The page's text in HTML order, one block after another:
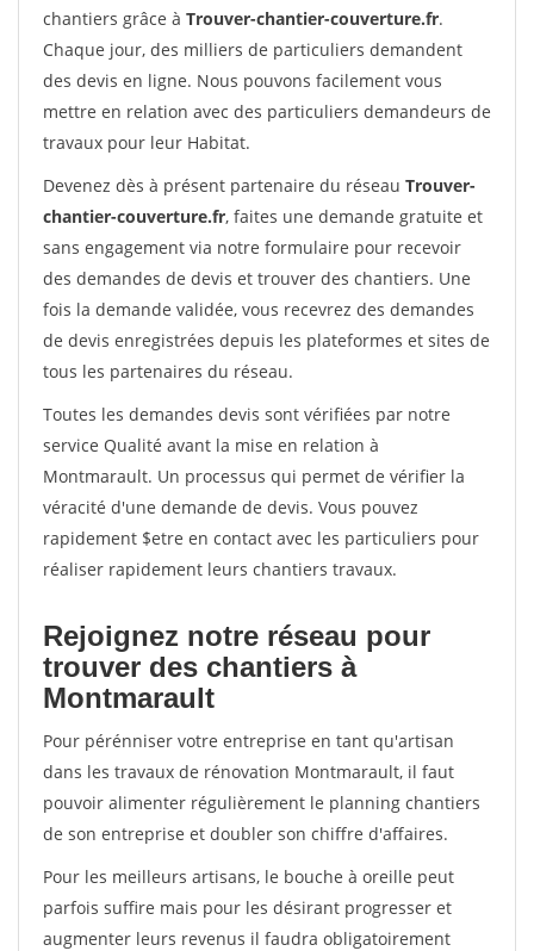
chantiers grâce à Trouver-chantier-couverture.fr.
Chaque jour, des milliers de particuliers demandent
des devis en ligne. Nous pouvons facilement vous
mettre en relation avec des particuliers demandeurs de
travaux pour leur Habitat.
Devenez dès à présent partenaire du réseau Trouver-
chantier-couverture.fr, faites une demande gratuite et
sans engagement via notre formulaire pour recevoir
des demandes de devis et trouver des chantiers. Une
fois la demande validée, vous recevrez des demandes
de devis enregistrées depuis les plateformes et sites de
tous les partenaires du réseau.
Toutes les demandes devis sont vérifiées par notre
service Qualité avant la mise en relation à
Montmarault. Un processus qui permet de vérifier la
véracité d'une demande de devis. Vous pouvez
rapidement $etre en contact avec les particuliers pour
réaliser rapidement leurs chantiers travaux.
Rejoignez notre réseau pour
trouver des chantiers à
Montmarault
Pour pérénniser votre entreprise en tant qu'artisan
dans les travaux de rénovation Montmarault, il faut
pouvoir alimenter régulièrement le planning chantiers
de son entreprise et doubler son chiffre d'affaires.
Pour les meilleurs artisans, le bouche à oreille peut
parfois suffire mais pour les désirant progresser et
augmenter leurs revenus il faudra obligatoirement